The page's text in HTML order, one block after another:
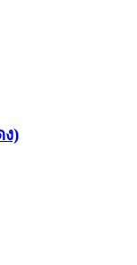
)